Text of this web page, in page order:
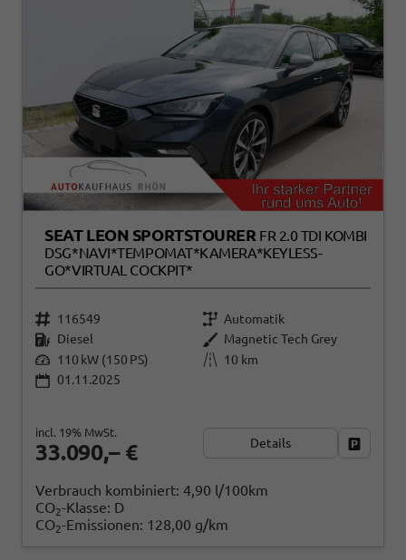
SEAT LEON SPORTSTOURER FR 2.0 TDI KOMBI
DSG*NAVI*TEMPOMAT*KAMERA*KEYLESS-
GO*VIRTUAL COCKPIT*
116549
Automatik
Diesel
Magnetic Tech Grey
110 kW (150 PS)
10 km
01.11.2025
33.090,– €
incl. 19% MwSt.
Details
Verbrauch kombiniert:4,90 l/100km
CO2-Klasse: D
CO2-Emissionen: 128,00 g/km